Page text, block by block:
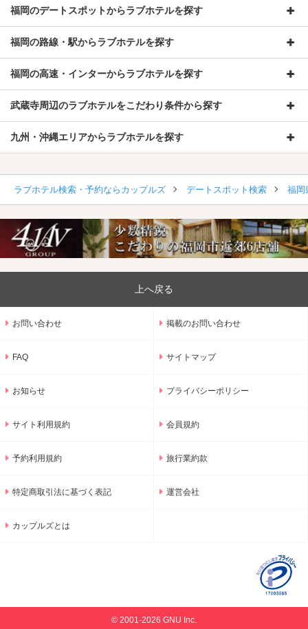
福岡のデートスポットからラブホテルを探す
福岡の路線・駅からラブホテルを探す
福岡の高速・インターからラブホテルを探す
武蔵寺周辺のラブホテルをこだわり条件から探す
九州・沖縄エリアからラブホテルを探す
ラブホテル検索・予約ならカップルズ デートスポット検索 福岡
上へ戻る
お問い合わせ 掲載のお問い合わせ
FAQ サイトマップ
お知らせ プライバシーポリシー
サイト利用規約 会員規約
予約利用規約 旅行業約款
特定商取引法に基づく表記 運営会社
カップルズとは
© 2001-2026 GNU Inc.